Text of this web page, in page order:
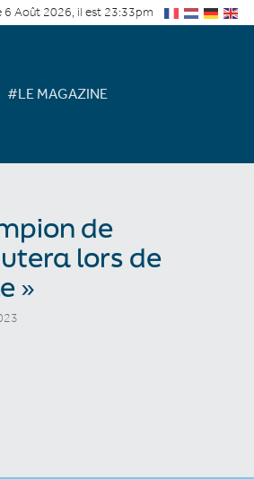
6 Août 2026, il est 23:33pm
#LE MAGAZINE
de
lors de
»